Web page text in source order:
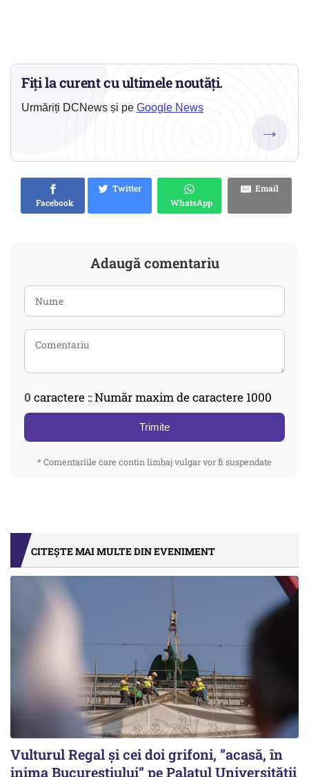
Fiți la curent cu ultimele noutăți.
Urmăriți DCNews și pe Google News
→
Facebook
Twitter
WhatsApp
Email
Adaugă comentariu
0 caractere :: Număr maxim de caractere 1000
Trimite
* Comentariile care contin limbaj vulgar vor fi suspendate
CITEȘTE MAI MULTE DIN EVENIMENT
Vulturul Regal și cei doi grifoni, ”acasă, în
inima Bucureștiului” pe Palatul Universității